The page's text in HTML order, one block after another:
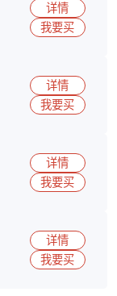
详情
我要买
详情
我要买
详情
我要买
详情
我要买